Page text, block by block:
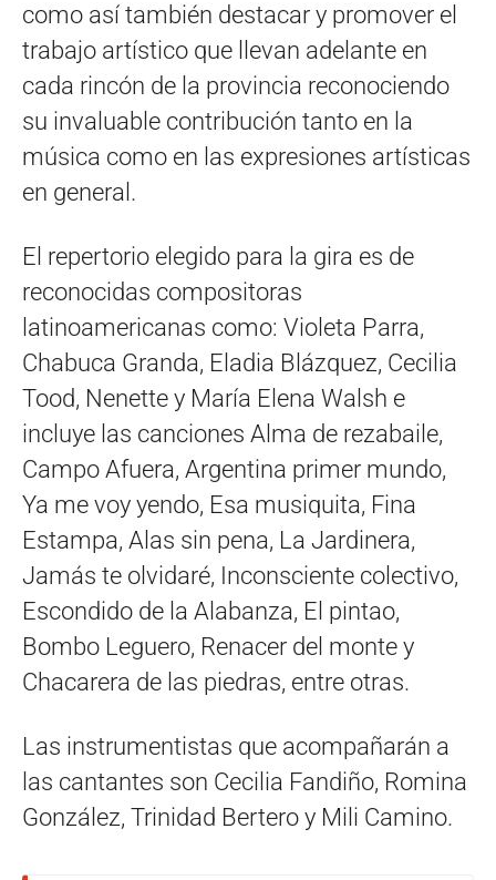
como así también destacar y promover el
trabajo artístico que llevan adelante en
cada rincón de la provincia reconociendo
su invaluable contribución tanto en la
música como en las expresiones artísticas
en general.
El repertorio elegido para la gira es de
reconocidas compositoras
latinoamericanas como: Violeta Parra,
Chabuca Granda, Eladia Blázquez, Cecilia
Tood, Nenette y María Elena Walsh e
incluye las canciones Alma de rezabaile,
Campo Afuera, Argentina primer mundo,
Ya me voy yendo, Esa musiquita, Fina
Estampa, Alas sin pena, La Jardinera,
Jamás te olvidaré, Inconsciente colectivo,
Escondido de la Alabanza, El pintao,
Bombo Leguero, Renacer del monte y
Chacarera de las piedras, entre otras.
Las instrumentistas que acompañarán a
las cantantes son Cecilia Fandiño, Romina
González, Trinidad Bertero y Mili Camino.